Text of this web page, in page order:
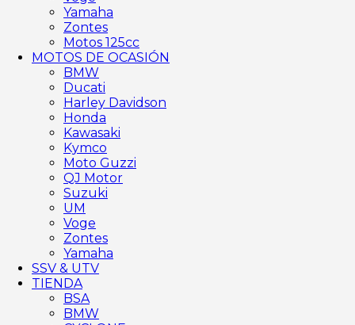
Yamaha
Zontes
Motos 125cc
MOTOS DE OCASIÓN
BMW
Ducati
Harley Davidson
Honda
Kawasaki
Kymco
Moto Guzzi
QJ Motor
Suzuki
UM
Voge
Zontes
Yamaha
SSV & UTV
TIENDA
BSA
BMW